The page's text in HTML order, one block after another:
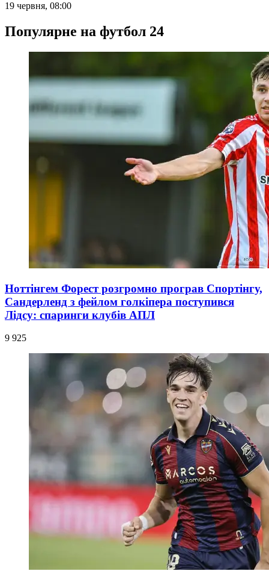
19 червня, 08:00
Популярне на футбол 24
Ноттінгем Форест розгромно програв Спортінгу,
Сандерленд з фейлом голкіпера поступився
Лідсу: спаринги клубів АПЛ
9 925